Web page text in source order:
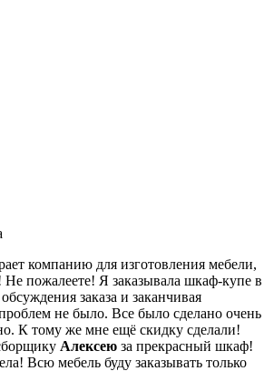
компанию для изготовления мебели,
пожалеете! Я заказывала шкаф-купе в
заказа и заканчивая
не было. Все было сделано очень
К тому же мне ещё скидку сделали!
Алексею за прекрасный шкаф!
Всю мебель буду заказывать только